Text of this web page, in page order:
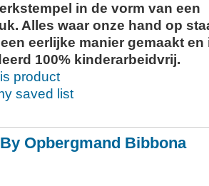
in de vorm van een
Alles waar onze hand op
eerlijke manier gemaakt en
100% kinderarbeidvrij.
product
saved list
Opbergmand Bibbona